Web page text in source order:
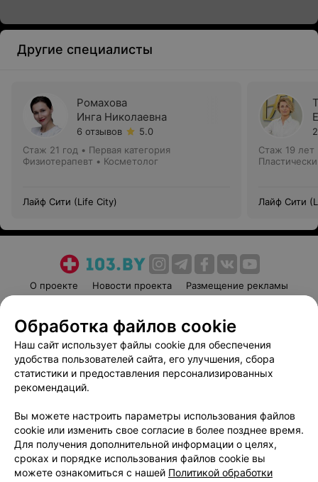
Другие специалисты
Ромахова
Инга Николаевна
6 отзывов
5.0
Стаж 21 год • Первая категория
Физиотерапевт • Косметолог
Лайф Сити (Life City)
Стаж 19 лет
Лайф Сити
О проекте Новости проекта
Размещение рекламы
Пользовательское соглашение
Способы оплаты
Вакансии
Партнеры
Написать руководителю 103.by
Обработка персональных данных
Обработка файлов cookie
Наш сайт использует файлы cookie для обеспечения
удобства пользователей сайта, его улучшения, сбора
статистики и предоставления персонализированных
рекомендаций.
Вы можете настроить параметры использования файлов
cookie или изменить свое согласие в более позднее время.
Для получения дополнительной информации о целях,
сроках и порядке использования файлов cookie вы
можете ознакомиться с нашей Политикой обработки